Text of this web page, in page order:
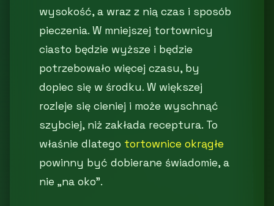
wysokość, a wraz z nią czas i sposób
pieczenia. W mniejszej tortownicy
ciasto będzie wyższe i będzie
potrzebowało więcej czasu, by
dopiec się w środku. W większej
rozleje się cieniej i może wyschnąć
szybciej, niż zakłada receptura. To
właśnie dlatego tortownice okrągłe
powinny być dobierane świadomie, a
nie „na oko”.